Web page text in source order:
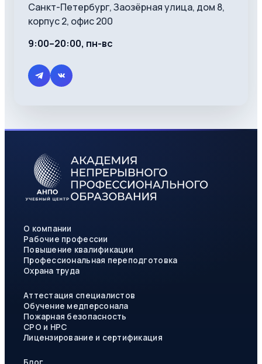
Санкт-Петербург, Заозёрная улица, дом 8,
корпус 2, офис 200
9:00–20:00, пн-вс
О компании
Рабочие профессии
Повышение квалификации
Профессиональная переподготовка
Охрана труда
Аттестация специалистов
Обучение медперсонала
Пожарная безопасность
СРО и НРС
Лицензирование и сертификация